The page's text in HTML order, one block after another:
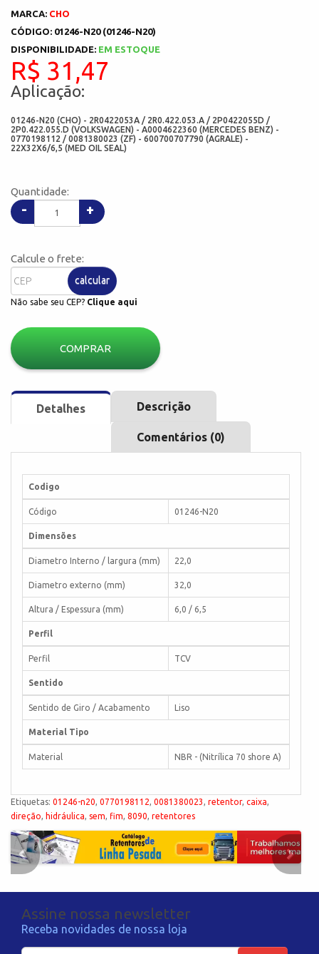
MARCA: CHO
CÓDIGO: 01246-N20 (01246-N20)
DISPONIBILIDADE: EM ESTOQUE
R$ 31,47
Aplicação:
01246-N20 (CHO) - 2R0422053A / 2R0.422.053.A / 2P0422055D /
2P0.422.055.D (VOLKSWAGEN) - A0004622360 (MERCEDES BENZ) -
0770198112 / 0081380023 (ZF) - 600700707790 (AGRALE) -
22X32X6/6,5 (MED OIL SEAL)
Quantidade:
- +
Calcule o frete:
calcular
Não sabe seu CEP? Clique aqui
COMPRAR
Detalhes Descrição
Comentários (0)
Codigo
Código 01246-N20
Dimensões
Diametro Interno / largura (mm) 22,0
Diametro externo (mm) 32,0
Altura / Espessura (mm) 6,0 / 6,5
Perfil
Perfil TCV
Sentido
Sentido de Giro / Acabamento Liso
Material Tipo
Material NBR - (Nitrílica 70 shore A)
Etiquetas: 01246-n20, 0770198112, 0081380023, retentor, caixa,
direção, hidráulica, sem, fim, 8090, retentores
Assine nossa newsletter
Receba novidades de nossa loja